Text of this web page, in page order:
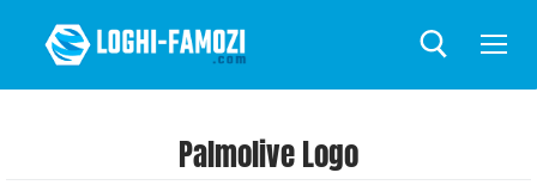
Palmolive Logo